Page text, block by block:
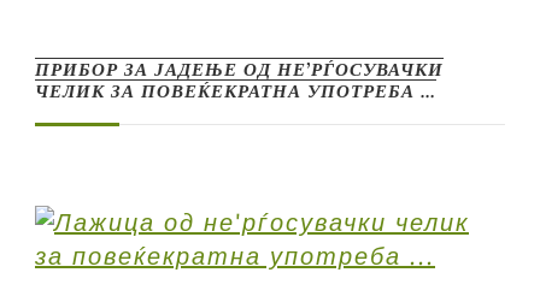
ПРИБОР ЗА ЈАДЕЊЕ ОД НЕ’РЃОСУВАЧКИ
ЧЕЛИК ЗА ПОВЕЌЕКРАТНА УПОТРЕБА …